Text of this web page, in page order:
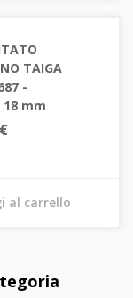
TAIGA
-
mm
al carrello